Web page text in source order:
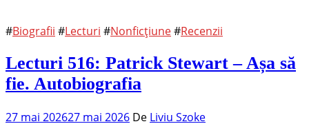
#Biografii #Lecturi #Nonficțiune#Recenzii
Lecturi 516: Patrick Stewart – Așa să
fie. Autobiografia
27 mai 202627 mai 2026 De Liviu Szoke